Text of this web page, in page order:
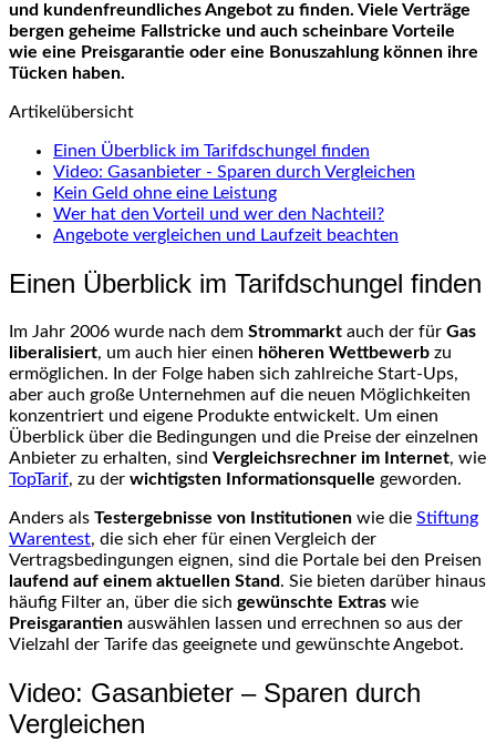
und kundenfreundliches Angebot zu finden. Viele Verträge
bergen geheime Fallstricke und auch scheinbare Vorteile
wie eine Preisgarantie oder eine Bonuszahlung können ihre
Tücken haben.
Artikelübersicht
Einen Überblick im Tarifdschungel finden
Video: Gasanbieter - Sparen durch Vergleichen
Kein Geld ohne eine Leistung
Wer hat den Vorteil und wer den Nachteil?
Angebote vergleichen und Laufzeit beachten
Einen Überblick im Tarifdschungel finden
Im Jahr 2006 wurde nach dem Strommarkt auch der für Gas
liberalisiert, um auch hier einen höheren Wettbewerb zu
ermöglichen. In der Folge haben sich zahlreiche Start-Ups,
aber auch große Unternehmen auf die neuen Möglichkeiten
konzentriert und eigene Produkte entwickelt. Um einen
Überblick über die Bedingungen und die Preise der einzelnen
Anbieter zu erhalten, sind Vergleichsrechner im Internet, wie
TopTarif, zu der wichtigsten Informationsquelle geworden.
Anders als Testergebnisse von Institutionen wie die Stiftung
Warentest, die sich eher für einen Vergleich der
Vertragsbedingungen eignen, sind die Portale bei den Preisen
laufend auf einem aktuellen Stand. Sie bieten darüber hinaus
häufig Filter an, über die sich gewünschte Extras wie
Preisgarantien auswählen lassen und errechnen so aus der
Vielzahl der Tarife das geeignete und gewünschte Angebot.
Video: Gasanbieter – Sparen durch
Vergleichen